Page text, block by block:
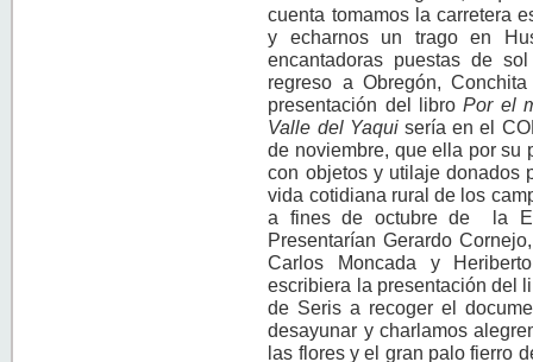
cuenta tomamos la carretera
y echarnos un trago en
encantadoras puestas de
regreso a Obregón,
presentación del libroPor el
Valle del Yaquisería en el
de noviembre, que ella por su
con objetos y utilaje donados
vida cotidiana rural de los
a fines de octubre de la
Presentarían Gerardo
Carlos Moncada y
escribiera la presentación del
de Seris a recoger el
desayunar y charlamos
las flores y el gran palo fierro